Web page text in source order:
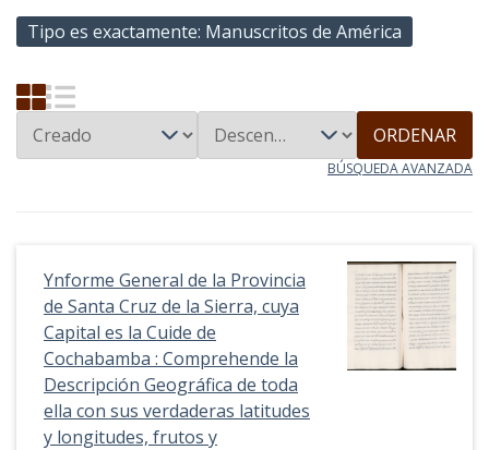
Tipo es exactamente Manuscritos de América
ORDENAR
BÚSQUEDA AVANZADA
Ynforme General de la Provincia
de Santa Cruz de la Sierra, cuya
Capital es la Cuide de
Cochabamba : Comprehende la
Descripción Geográfica de toda
ella con sus verdaderas latitudes
y longitudes, frutos y